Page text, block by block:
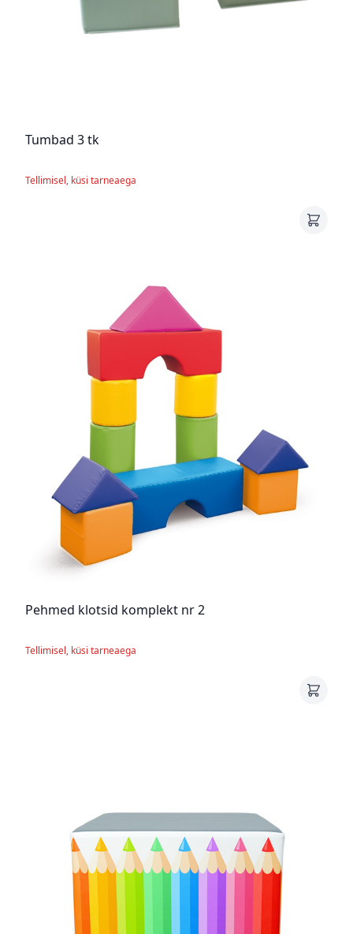
Tumbad 3 tk
Tellimisel, küsi tarneaega
Pehmed klotsid komplekt nr 2
Tellimisel, küsi tarneaega